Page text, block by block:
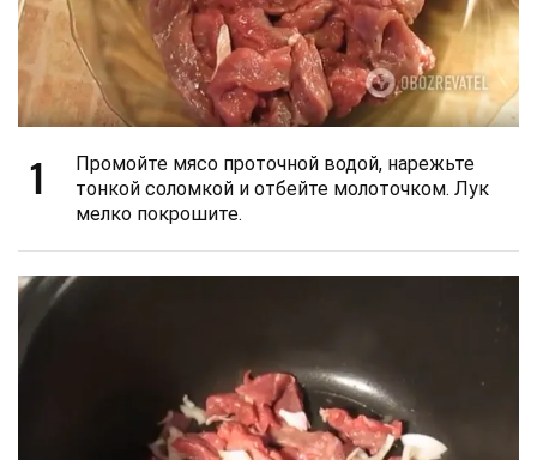
1
Промойте мясо проточной водой, нарежьте
тонкой соломкой и отбейте молоточком. Лук
мелко покрошите.